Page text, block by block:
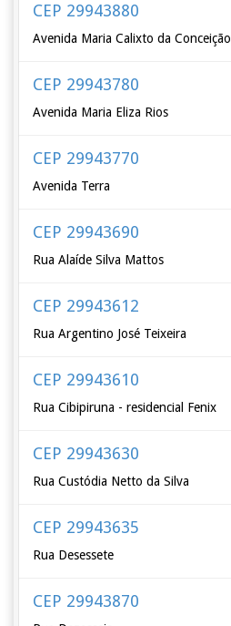
CEP 29943880
Avenida Maria Calixto da Conceição
CEP 29943780
Avenida Maria Eliza Rios
CEP 29943770
Avenida Terra
CEP 29943690
Rua Alaíde Silva Mattos
CEP 29943612
Rua Argentino José Teixeira
CEP 29943610
Rua Cibipiruna - residencial Fenix
CEP 29943630
Rua Custódia Netto da Silva
CEP 29943635
Rua Desessete
CEP 29943870